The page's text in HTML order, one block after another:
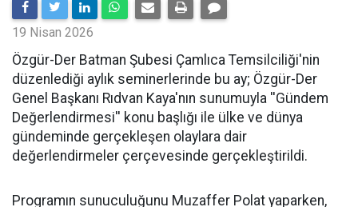
19 Nisan 2026
​Özgür-Der Batman Şubesi Çamlıca Temsilciliği'nin
düzenlediği aylık seminerlerinde bu ay; Özgür-Der
Genel Başkanı Rıdvan Kaya'nın sunumuyla ''Gündem
Değerlendirmesi'' konu başlığı ile ülke ve dünya
gündeminde gerçekleşen olaylara dair
değerlendirmeler çerçevesinde gerçekleştirildi.
Programın sunuculuğunu Muzaffer Polat yaparken,